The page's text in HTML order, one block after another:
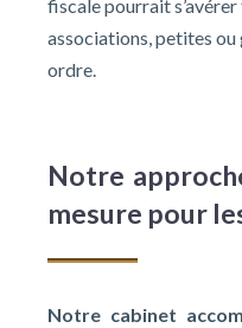
fiscale pourrait
associations, petites ou
ordre.
Notre
mesure pour
Notre cabinet